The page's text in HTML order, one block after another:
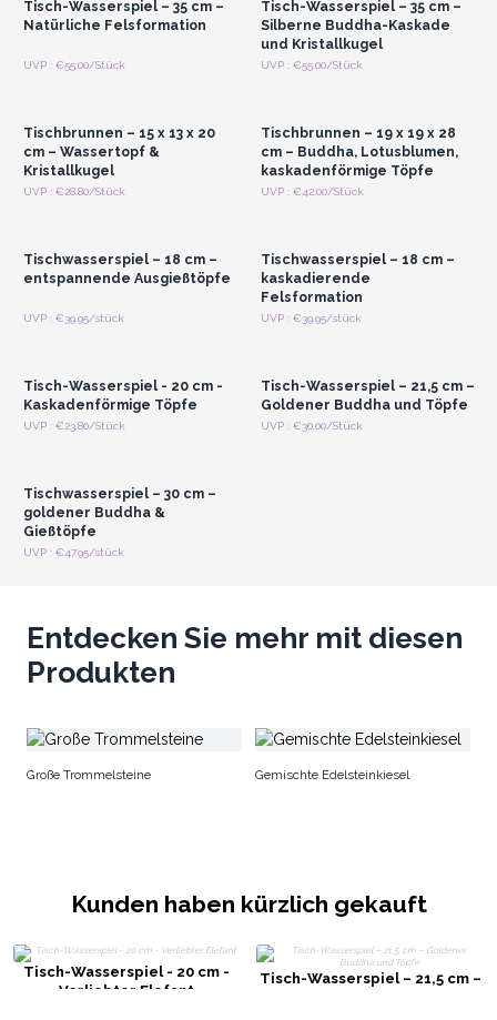
Tisch-Wasserspiel – 35 cm –
Natürliche Felsformation
UVP : €55.00/Stück
Tisch-Wasserspiel – 35 cm –
Silberne Buddha-Kaskade
und Kristallkugel
UVP : €55.00/Stück
Anmelden oder
Tischbrunnen – 15 x 13 x 20
cm – Wassertopf &
Kristallkugel
UVP : €28.80/Stück
Anmelden oder
Tischbrunnen – 19 x 19 x 28
cm – Buddha, Lotusblumen,
kaskadenförmige Töpfe
UVP : €42.00/Stück
Anmelden oder
Tischwasserspiel – 18 cm –
entspannende Ausgießtöpfe
UVP : €39.95/stück
Anmelden oder
Tischwasserspiel – 18 cm –
kaskadierende
Felsformation
UVP : €39.95/stück
Anmelden oder
Tisch-Wasserspiel - 20 cm -
Kaskadenförmige Töpfe
UVP : €23.80/Stück
Anmelden oder
Tisch-Wasserspiel – 21,5 cm –
Goldener Buddha und Töpfe
UVP : €30.00/Stück
Anmelden oder
Tischwasserspiel – 30 cm –
goldener Buddha &
Gießtöpfe
UVP : €47.95/stück
Entdecken Sie mehr mit diesen
Produkten
Große Trommelsteine Gemischte Edelsteinkiesel
Kunden haben kürzlich gekauft
Tisch-Wasserspiel - 20 cm -
Verliebter Elefant
Tisch-Wasserspiel – 21,5 cm –